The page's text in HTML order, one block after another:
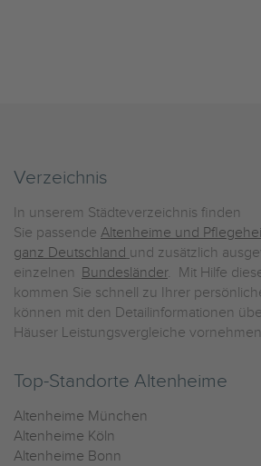
Verzeichnis
In unserem Städteverzeichnis finden
Sie passende Altenheime und
ganz Deutschland und zusätzlich
einzelnen Bundesländer. Mit Hilfe
kommen Sie schnell zu Ihrer
können mit den Detailinformationen
Häuser Leistungsvergleiche
Top-Standorte Altenheime
Altenheime München
Altenheime Köln
Altenheime Bonn